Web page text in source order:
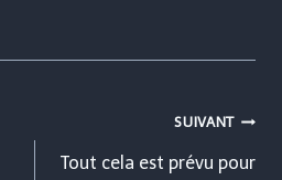
SUIVANT
Tout cela est prévu pour